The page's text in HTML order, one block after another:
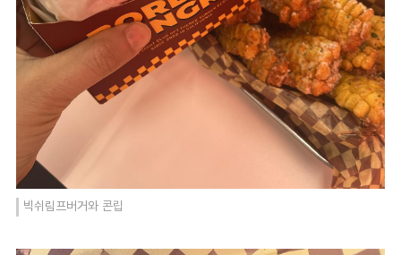
빅쉬림프버거와 콘립